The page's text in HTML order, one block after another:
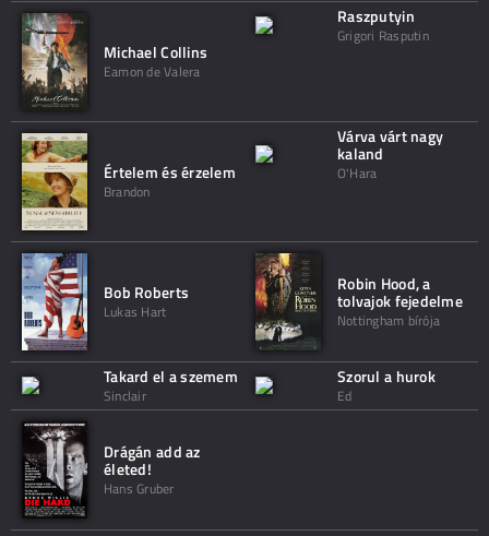
Michael Collins
Eamon de Valera
Raszputyin
Grigori Rasputin
Értelem és érzelem
Brandon
Várva várt nagy
kaland
O'Hara
Bob Roberts
Lukas Hart
Robin Hood, a
tolvajok fejedelme
Nottingham bírója
Takard el a szemem
Sinclair
Szorul a hurok
Ed
Drágán add az
életed!
Hans Gruber